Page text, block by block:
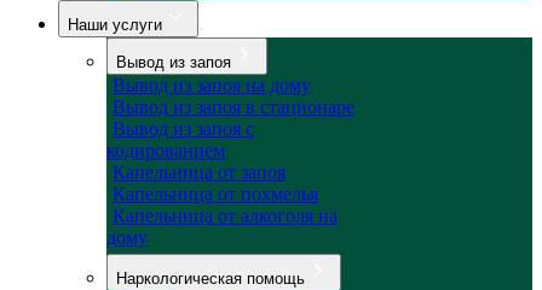
Наши услуги
Вывод из запоя
Вывод из запоя на дому
Вывод из запоя в стационаре
Вывод из запоя с
кодированием
Капельница от запоя
Капельница от похмелья
Капельница от алкоголя на
дому
Наркологическая помощь